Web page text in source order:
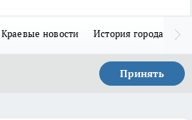
Краевые новости История города Н
Принять